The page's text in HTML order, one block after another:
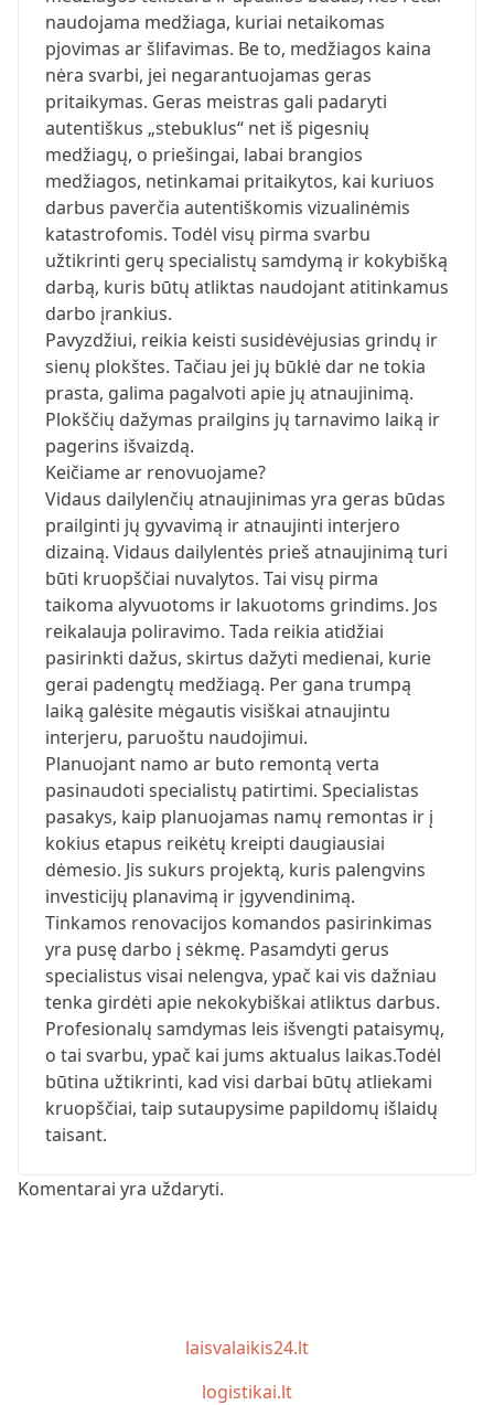
naudojama medžiaga, kuriai netaikomas
pjovimas ar šlifavimas. Be to, medžiagos kaina
nėra svarbi, jei negarantuojamas geras
pritaikymas. Geras meistras gali padaryti
autentiškus „stebuklus“ net iš pigesnių
medžiagų, o priešingai, labai brangios
medžiagos, netinkamai pritaikytos, kai kuriuos
darbus paverčia autentiškomis vizualinėmis
katastrofomis. Todėl visų pirma svarbu
užtikrinti gerų specialistų samdymą ir kokybišką
darbą, kuris būtų atliktas naudojant atitinkamus
darbo įrankius.
Pavyzdžiui, reikia keisti susidėvėjusias grindų ir
sienų plokštes. Tačiau jei jų būklė dar ne tokia
prasta, galima pagalvoti apie jų atnaujinimą.
Plokščių dažymas prailgins jų tarnavimo laiką ir
pagerins išvaizdą.
Keičiame ar renovuojame?
Vidaus dailylenčių atnaujinimas yra geras būdas
prailginti jų gyvavimą ir atnaujinti interjero
dizainą. Vidaus dailylentės prieš atnaujinimą turi
būti kruopščiai nuvalytos. Tai visų pirma
taikoma alyvuotoms ir lakuotoms grindims. Jos
reikalauja poliravimo. Tada reikia atidžiai
pasirinkti dažus, skirtus dažyti medienai, kurie
gerai padengtų medžiagą. Per gana trumpą
laiką galėsite mėgautis visiškai atnaujintu
interjeru, paruoštu naudojimui.
Planuojant namo ar buto remontą verta
pasinaudoti specialistų patirtimi. Specialistas
pasakys, kaip planuojamas namų remontas ir į
kokius etapus reikėtų kreipti daugiausiai
dėmesio. Jis sukurs projektą, kuris palengvins
investicijų planavimą ir įgyvendinimą.
Tinkamos renovacijos komandos pasirinkimas
yra pusę darbo į sėkmę. Pasamdyti gerus
specialistus visai nelengva, ypač kai vis dažniau
tenka girdėti apie nekokybiškai atliktus darbus.
Profesionalų samdymas leis išvengti pataisymų,
o tai svarbu, ypač kai jums aktualus laikas.Todėl
būtina užtikrinti, kad visi darbai būtų atliekami
kruopščiai, taip sutaupysime papildomų išlaidų
taisant.
Komentarai yra uždaryti.
laisvalaikis24.lt
logistikai.lt